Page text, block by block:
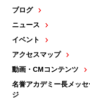
ブログ
ニュース
イベント
アクセスマップ
動画・CMコンテンツ
名誉アカデミー長メッセ
ジ